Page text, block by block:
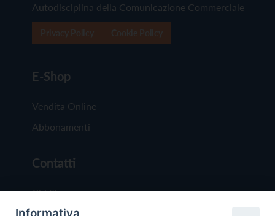
Autodisciplina della Comunicazione Commerciale
E-Shop
Vendita Online
Abbonamenti
Contatti
Chi Siamo
Redazione